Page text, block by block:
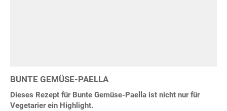
BUNTE GEMÜSE-PAELLA
Dieses Rezept für Bunte Gemüse-Paella ist nicht nur für
Vegetarier ein Highlight.